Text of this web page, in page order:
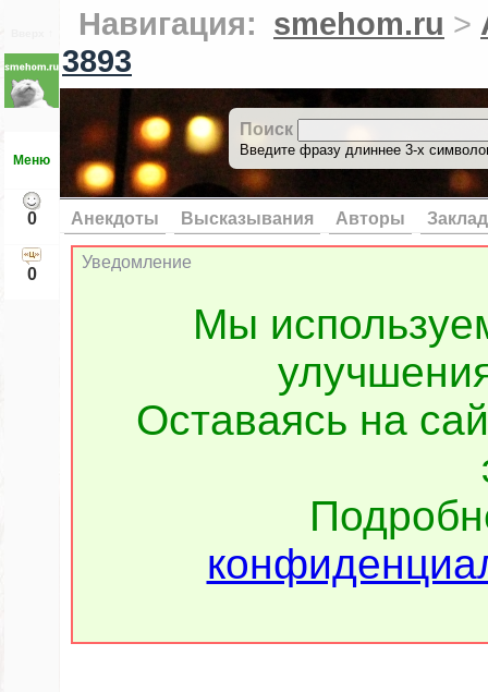
Меню
0
0
Навигация: smehom.ru >
3893
Поиск
Введите фразу длиннее 3-х
Анекдоты Высказывания Авторы
Уведомление
Мы
Оставаясь на